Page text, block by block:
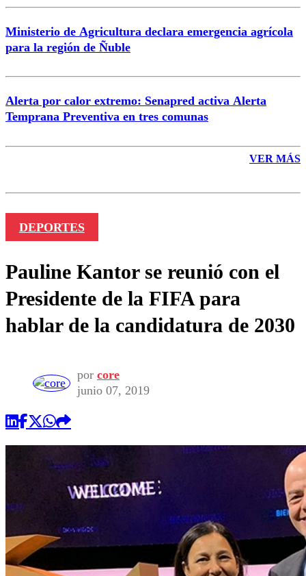
Ministerio de Agricultura declara emergencia agrícola
para la región de Ñuble
Alerta por calor extremo: Senapred activa Alerta
Temprana Preventiva en tres comunas
VER MÁS
DEPORTES
Pauline Kantor se reunió con el
Presidente de la FIFA para
hablar de la candidatura de 2030
por core
junio 07, 2019